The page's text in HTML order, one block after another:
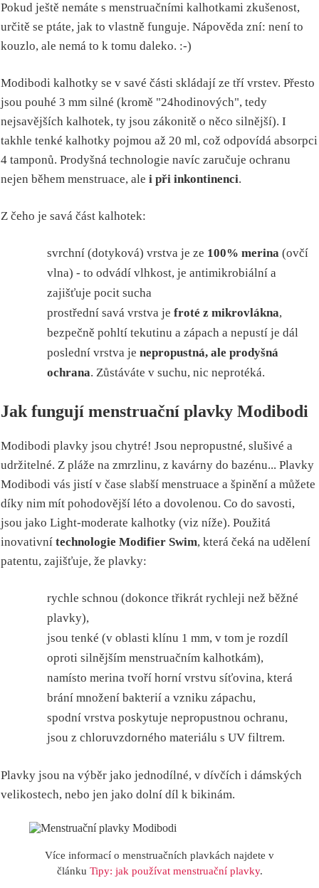
Pokud ještě nemáte s menstruačními kalhotkami zkušenost,
určitě se ptáte, jak to vlastně funguje. Nápověda zní: není to
kouzlo, ale nemá to k tomu daleko. :-)
Modibodi kalhotky se v savé části skládají ze tří vrstev. Přesto
jsou pouhé 3 mm silné (kromě "24hodinových", tedy
nejsavějších kalhotek, ty jsou zákonitě o něco silnější). I
takhle tenké kalhotky pojmou až 20 ml, což odpovídá absorpci
4 tamponů. Prodyšná technologie navíc zaručuje ochranu
nejen během menstruace, ale i při inkontinenci.
Z čeho je savá část kalhotek:
svrchní (dotyková) vrstva je ze 100% merina (ovčí
vlna) - to odvádí vlhkost, je antimikrobiální a
zajišťuje pocit sucha
prostřední savá vrstva je froté z mikrovlákna,
bezpečně pohltí tekutinu a zápach a nepustí je dál
poslední vrstva je nepropustná, ale prodyšná
ochrana. Zůstáváte v suchu, nic neprotéká.
Jak fungují menstruační plavky Modibodi
Modibodi plavky jsou chytré! Jsou nepropustné, slušivé a
udržitelné. Z pláže na zmrzlinu, z kavárny do bazénu... Plavky
Modibodi vás jistí v čase slabší menstruace a špinění a můžete
díky nim mít pohodovější léto a dovolenou. Co do savosti,
jsou jako Light-moderate kalhotky (viz níže). Použitá
inovativní technologie Modifier Swim, která čeká na udělení
patentu, zajišťuje, že plavky:
rychle schnou (dokonce třikrát rychleji než běžné
plavky),
jsou tenké (v oblasti klínu 1 mm, v tom je rozdíl
oproti silnějším menstruačním kalhotkám),
namísto merina tvoří horní vrstvu síťovina, která
brání množení bakterií a vzniku zápachu,
spodní vrstva poskytuje nepropustnou ochranu,
jsou z chloruvzdorného materiálu s UV filtrem.
Plavky jsou na výběr jako jednodílné, v dívčích i dámských
velikostech, nebo jen jako dolní díl k bikinám.
Více informací o menstruačních plavkách najdete v
článku Tipy: jak používat menstruační plavky.